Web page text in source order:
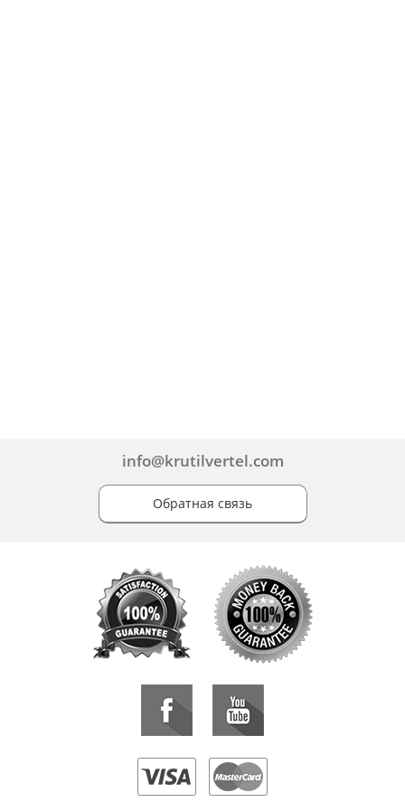
info@krutilvertel.com
Обратная связь